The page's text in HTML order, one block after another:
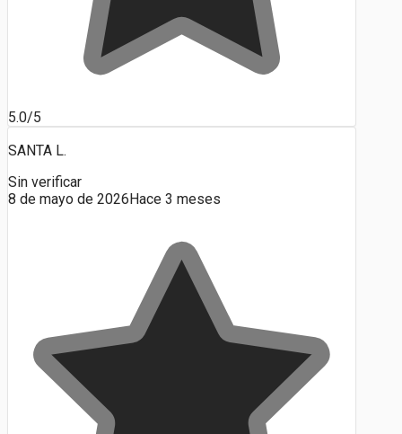
5.0/5
SANTA L.
Sin verificar
8 de mayo de 2026Hace 3 meses